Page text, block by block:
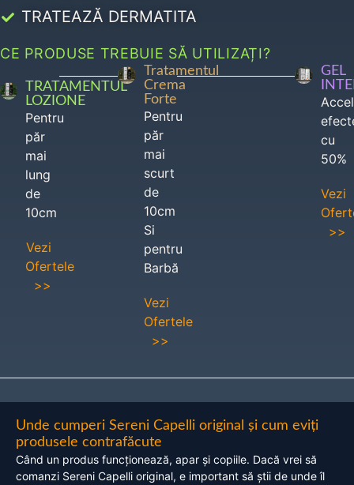
TRATEAZĂ DERMATITA
CE PRODUSE TREBUIE SĂ UTILIZAȚI?
TRATAMENTUL
LOZIONE
Pentru
păr
mai
lung
de
10cm
Vezi
Ofertele
>>
Tratamentul
Crema
Forte
Pentru
păr
mai
scurt
de
10cm
Si
pentru
Barbă
Vezi
Ofertele
>>
GEL
cu
50%
Vezi
>>
Unde cumperi Sereni Capelli original și cum eviți
produsele contrafăcute
Când un produs funcționează, apar și copiile. Dacă vrei să
comanzi Sereni Capelli original, e important să știi de unde îl